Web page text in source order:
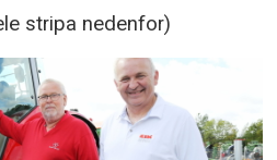
stripa nedenfor)